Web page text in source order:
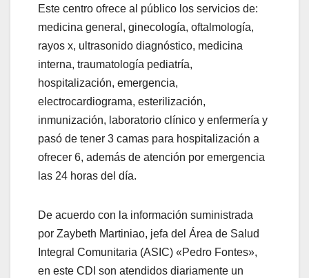
Este centro ofrece al público los servicios de:
medicina general, ginecología, oftalmología,
rayos x, ultrasonido diagnóstico, medicina
interna, traumatología pediatría,
hospitalización, emergencia,
electrocardiograma, esterilización,
inmunización, laboratorio clínico y enfermería y
pasó de tener 3 camas para hospitalización a
ofrecer 6, además de atención por emergencia
las 24 horas del día.
De acuerdo con la información suministrada
por Zaybeth Martiniao, jefa del Área de Salud
Integral Comunitaria (ASIC) «Pedro Fontes»,
en este CDI son atendidos diariamente un